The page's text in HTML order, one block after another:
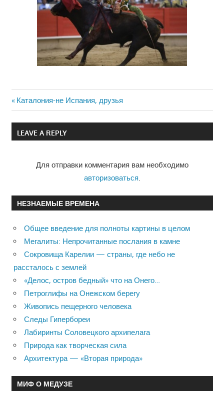
Навигация
по
Previous
Post:
Каталония-не Испания, друзья
LEAVE A REPLY
Для отправки комментария вам необходимо
авторизоваться
НЕЗНАЕМЫЕ ВРЕМЕНА
Общее введение для полноты картины в целом
Мегалиты: Непрочитанные послания в камне
Сокровища Карелии — страны, где небо не
рассталось с землей
«Делос, остров бедный» что на Онего…
Петроглифы на Онежском берегу
Живопись пещерного человека
Следы Гипербореи
Лабиринты Соловецкого архипелага
Природа как творческая сила
Архитектура — «Вторая природа»
МИФ О МЕДУЗЕ